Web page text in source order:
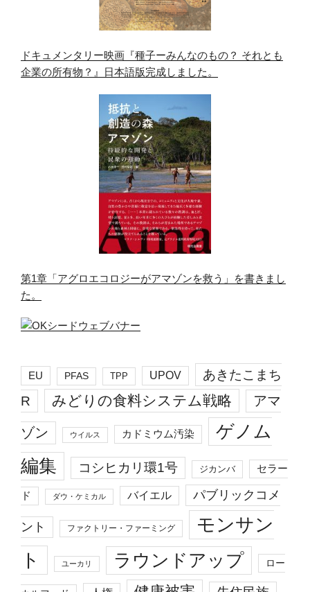
ドキュメンタリー映画『種子ーみんなのもの？ それとも
企業の所有物？』日本語版完成しました。
第1章「アグロエコロジーがアマゾンを救う」を書きまし
た。
EU PFAS TPP UPOV
あきたこまち
R
みどりの食料システム戦略 アマ
ゾン ウイルス カドミウム汚染
ゲノム
編集
コシヒカリ環1号 ジカンバ セラー
ド ダウ・ケミカル バイエル パブリックコメ
ント ファクトリー・ファーミング
モンサン
ト
ユーカリ ラウンドアップ ロー